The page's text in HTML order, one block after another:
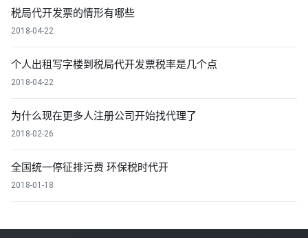
税局代开发票的情形有哪些
2018-04-22
个人出租写字楼到税局代开发票税率是几个点
2018-04-22
为什么现在更多人注册公司开始找代理了
2018-02-26
全国统一停征排污费 环保税时代开
2018-01-18